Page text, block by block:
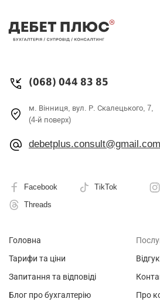
(068) 044 83 85
м. Вінниця, вул. Р. Скалецького, 7,
(4-й поверх)
debetplus.consult@gmail.com
Facebook TikTok
Threads
Головна
Тарифи та ціни
Запитання та відповіді
Блог про бухгалтерію
Про